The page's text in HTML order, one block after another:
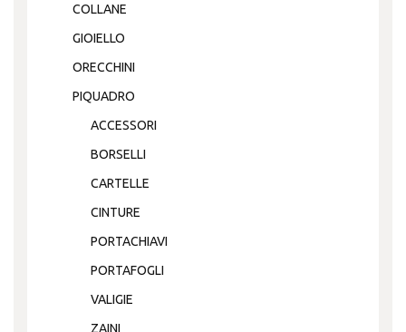
COLLANE
GIOIELLO
ORECCHINI
PIQUADRO
ACCESSORI
BORSELLI
CARTELLE
CINTURE
PORTACHIAVI
PORTAFOGLI
VALIGIE
ZAINI